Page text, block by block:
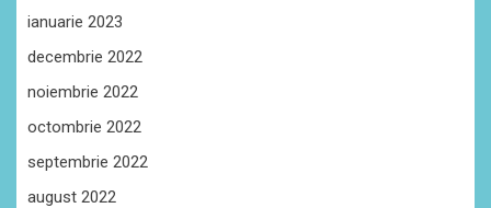
ianuarie 2023
decembrie 2022
noiembrie 2022
octombrie 2022
septembrie 2022
august 2022